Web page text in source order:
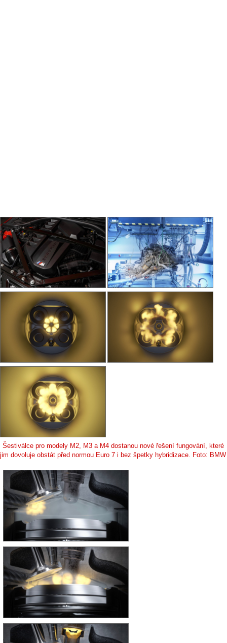
Šestiválce pro modely M2, M3 a M4 dostanou nové řešení fungování, které
jim dovoluje obstát před normou Euro 7 i bez špetky hybridizace. Foto: BMW